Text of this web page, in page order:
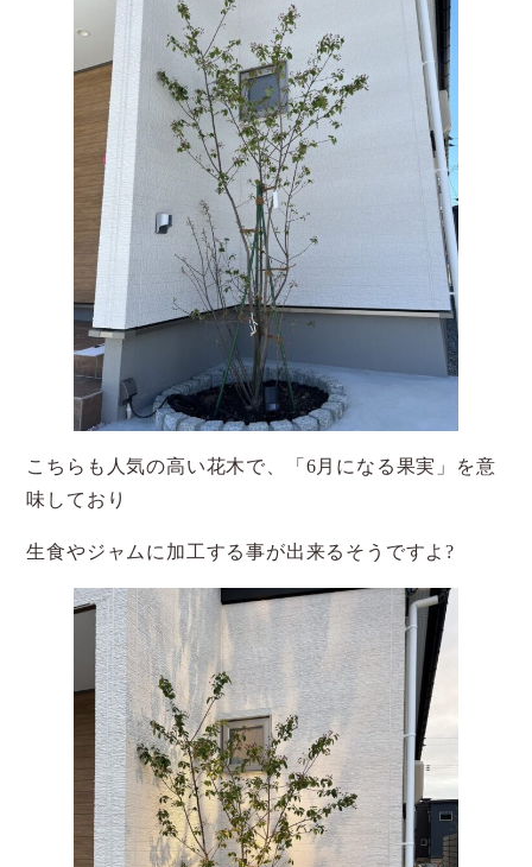
こちらも人気の高い花木で、「6月になる果実」を意
味しており
生食やジャムに加工する事が出来るそうですよ?